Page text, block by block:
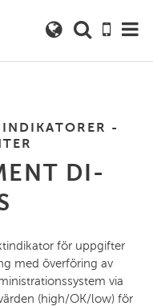
-
DI-
för uppgifter
med överföring av
via
(high/OK/low) för